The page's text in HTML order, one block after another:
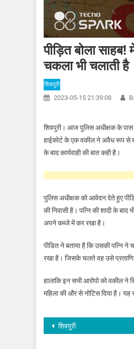
पीड़ित बोला
चकला भी चलाती है
शिवपुरी
2023-05-15 21:39:08
शिवपुरी। आज पुलिस अधीक्षक के
हाईकोर्ट के एक वकील ने अवैध रूप से
के बाद कार्यवाही की बात कही है।
पुलिस अधीक्षक को आवेदन देते हुए
की निवासी है। पत्नि की शादी के
अपने कब्जे में कर रखा है।
पीडित ने बताया है कि उसकी पत्नि
रखा है। जिसके चलते वह उसे
हालाकि इन सभी आरोपो को वकील ने
महिला की और से नोटिस दिया है। यह
Post
शिवपुरी